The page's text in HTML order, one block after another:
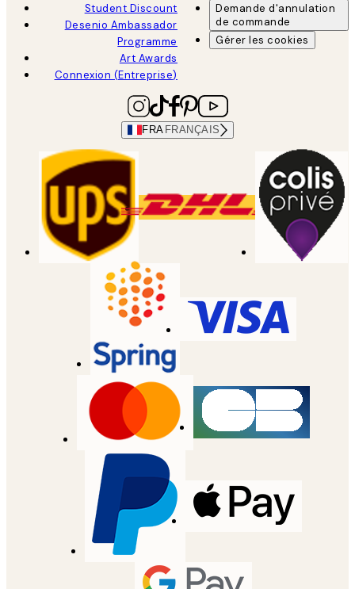
Student Discount
Desenio Ambassador
Programme
Art Awards
Connexion (Entreprise)
Demande d'annulation
de commande
Gérer les cookies
FRA FRANÇAIS